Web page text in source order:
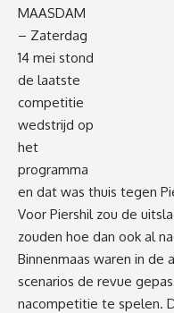
MAASDAM
– Zaterdag
14 mei stond
de laatste
competitie
wedstrijd op
het
programma
en dat was thuis tegen
Voor Piershil zou de
zouden hoe dan ook al
Binnenmaas waren in
scenarios de revue
nacompetitie te spelen.